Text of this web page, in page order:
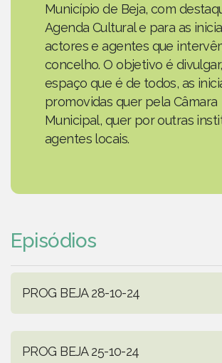
Município de Beja, com
Agenda Cultural e para as
actores e agentes que
concelho. O objetivo é
espaço que é de todos, as
promovidas quer pela Câmara
Municipal, quer por outras
agentes locais.
Episódios
PROG BEJA 28-10-24
PROG BEJA 25-10-24